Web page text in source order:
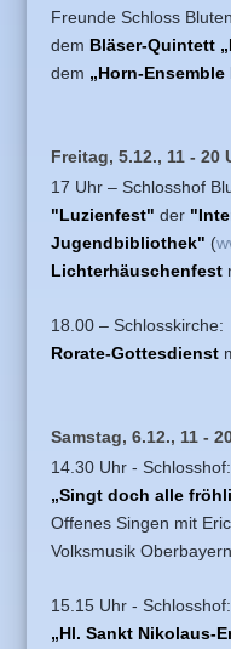
Freunde Schloss
dem Bläser-Quintett
dem „Horn-
Freitag, 5.12., 11 - 20
17 Uhr – Schlosshof
"Luzienfest"der
Jugendbibliothek" (
Lichterhäuschenfest
18.00 – Schlosskirche:
Rorate-Gottesdienst
Samstag, 6.12., 11 -
14.30 Uhr - Schlosshof:
„Singt doch alle
Offenes Singen mit
Volksmusik
15.15 Uhr - Schlosshof:
„Hl. Sankt Nikolaus-